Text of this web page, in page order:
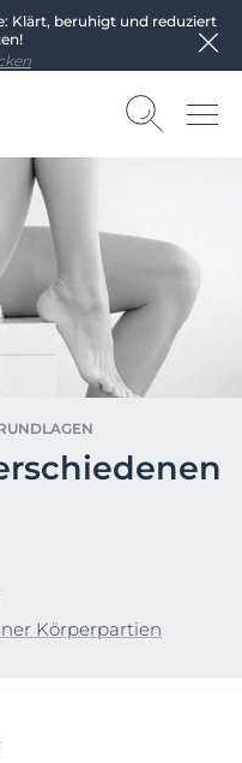
Klärt, beruhigt und reduziert
Körperpartien